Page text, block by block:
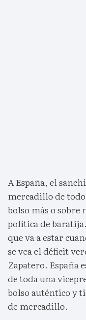
A España, el
mercadillo de
bolso más o sobre
política de
que va a estar
se vea el déficit
Zapatero. España
de toda una
bolso auténtico y
de mercadillo.